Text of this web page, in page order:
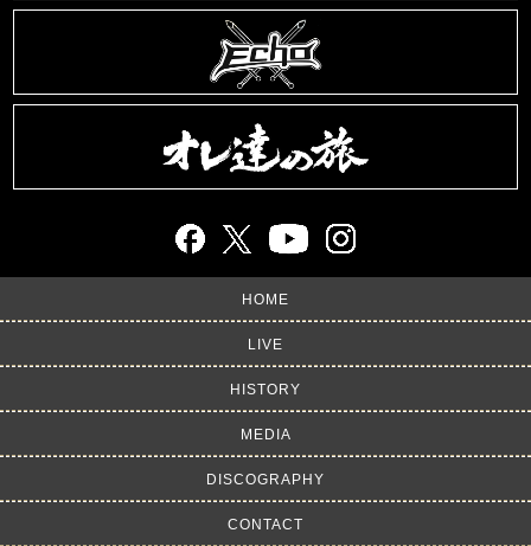
HOME
LIVE
HISTORY
MEDIA
DISCOGRAPHY
CONTACT